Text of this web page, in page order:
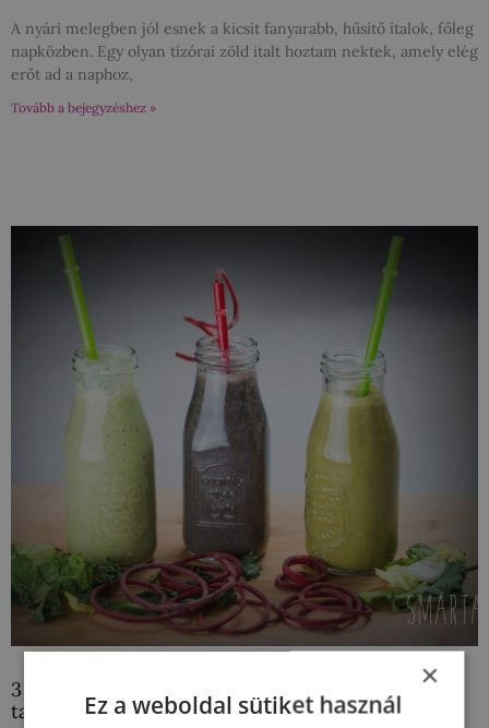
A nyári melegben jól esnek a kicsit fanyarabb, hűsítő italok, főleg
napközben. Egy olyan tízórai zöld italt hoztam nektek, amely elég
erőt ad a naphoz,
Tovább a bejegyzéshez »
3 zöld smoothie, hogy tökéletes formában várd a
tavaszt
×
Ez a weboldal sütiket használ